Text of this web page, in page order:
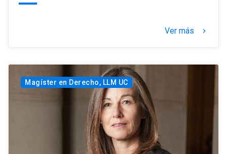
Ver más keyboard_arrow_right
Magíster en Derecho, LLM UC